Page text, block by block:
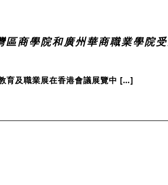
商學院和廣州華商職業學院
育及職業展在香港會議展覽中 […]